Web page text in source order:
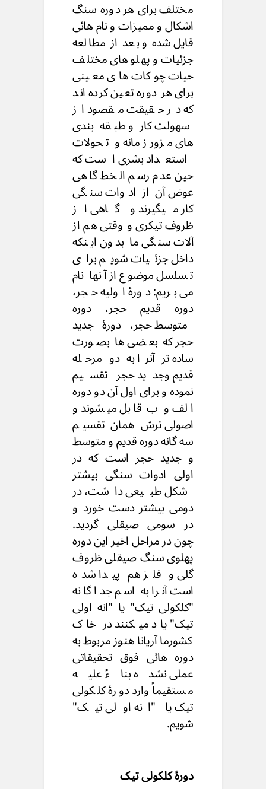
مختلف برای هر دوره سنگ
اشکال و ممیزات و نام هائی
قایل شده و بعد از مطالعه
جزئیات و پهلوهای مختلف
حیات چوکات های معینی
برای هر دوره تعین کرده اند
که در حقیقت مقصود از
سهولت کار و طبقه بندی
های مزور زمانه و تحولات
استعداد بشری است که
حین عدم رسم الخط گاهی
عوض آن از ادوات سنگی
کار میگیرند و گاهی از
ظروف تیکری و وقتی هم از
آلات سنگی ما بدون اینکه
داخل جزئیات شویم برای
تسلسل موضوع از آنها نام
می بریم: دورۀ اولیه حجر،
دوره قدیم حجر، دوره
متوسط حجر، دورۀ جدید
حجر که بعضی ها بصورت
ساده تر آنرا به دو مرحله
قدیم وجدید حجر تقسیم
نموده و برای اول آن دو دوره
الف و ب قابل میشوند و
اصولی ترش همان تقسیم
سه گانه دوره قدیم و متوسط
و جدید حجر است که در
اولی ادوات سنگی بیشتر
شکل طبیعی داشت، در
دومی بیشتر دست خورد و
در سومی صیقلی گردید.
چون در مراحل اخیر این دوره
پهلوی سنگ صیقلی ظروف
گلی و فلز هم پیدا شده
است آنرا به اسم جدا گانه
"کلکولى تیک" یا "انه اولى
تیک" یاد میکنند در خاک
کشورما آریانا هنوز مربوط به
دوره هائی فوق تحقیقاتی
عملی نشده بناءً علیه
مستقیماً وارد دورۀ کلکولی
تیک یا "انه اولى تیک"
شویم.
دورۀ کلکولى تیک